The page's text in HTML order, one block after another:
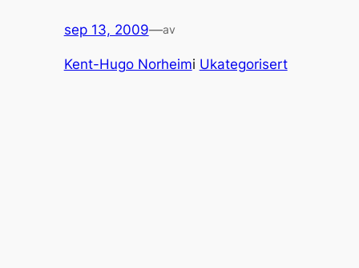
sep 13, 2009—av
Kent-Hugo Norheimi Ukategorisert